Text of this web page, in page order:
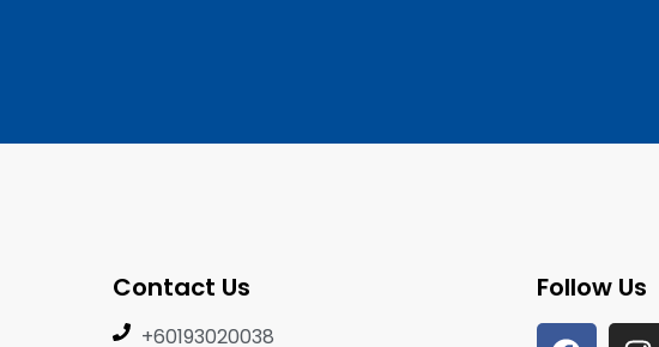
Contact Us
+60193020038
Follow Us